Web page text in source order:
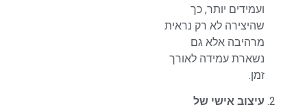
ועמידים יותר, כך
שהיצירה לא רק נראית
מרהיבה אלא גם
נשארת עמידה לאורך
זמן.
עיצוב אישי של